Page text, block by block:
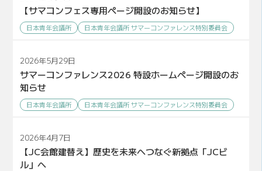
【サマコンフェス専用ページ開設のお知らせ】
日本青年会議所 日本青年会議所 サマーコンファレンス特別委員会
2026年5月29日
サマーコンファレンス2026 特設ホームページ開設のお
知らせ
日本青年会議所 日本青年会議所 サマーコンファレンス特別委員会
2026年4月7日
【JC会館建替え】歴史を未来へつなぐ新拠点「JCビ
ル」へ